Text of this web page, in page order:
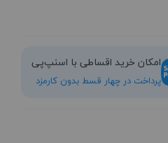
امکان خرید اقساطی با اسنپ‌پی
پرداخت در چهار قسط بدون کارمزد